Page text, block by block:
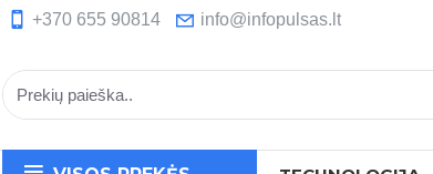
+370 655 90814 info@infopulsas.lt